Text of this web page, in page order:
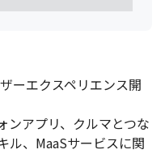
ーエクスペリエンス開
ンアプリ、クルマとつな
ル、MaaSサービスに関